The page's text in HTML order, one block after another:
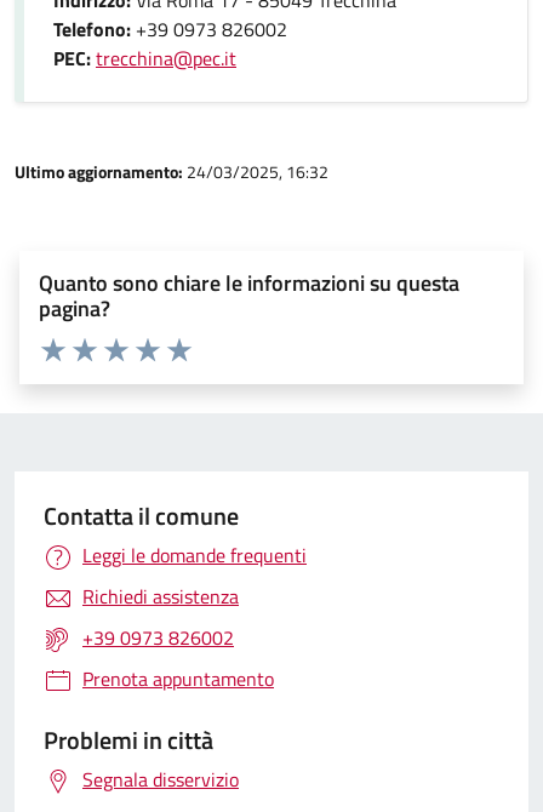
Telefono: +39 0973 826002
PEC:trecchina@pec.it
Ultimo aggiornamento: 24/03/2025, 16:32
Quanto sono chiare le informazioni su questa
pagina?
Valuta 5 stelle su 5
Valuta 4 stelle su 5
Valuta 3 stelle su 5
Valuta 2 stelle su 5
Valuta 1 stelle su 5
Contatta il comune
Leggi le domande frequenti
Richiedi assistenza
+39 0973 826002
Prenota appuntamento
Problemi in città
Segnala disservizio